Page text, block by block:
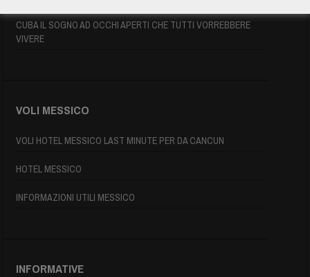
CUBA IL SOGNO AD OCCHI APERTI CHE TUTTI VORREBBERE
VIVERE
VOLI MESSICO
VOLI HOTEL MESSICO LAST MINUTE PER DA CANCUN
HOTEL MESSICO
INFORMAZIONI UTILI MESSICO
INFORMATIVE